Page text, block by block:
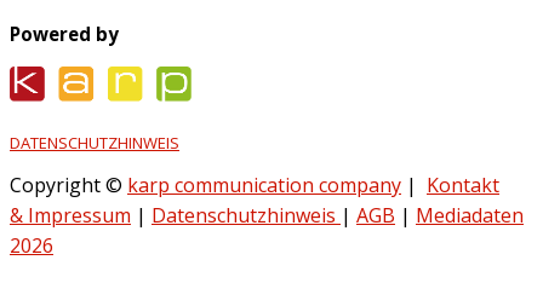
Powered by
DATENSCHUTZHINWEIS
Copyright © karp communication company | Kontakt
& Impressum | Datenschutzhinweis | AGB | Mediadaten
2026